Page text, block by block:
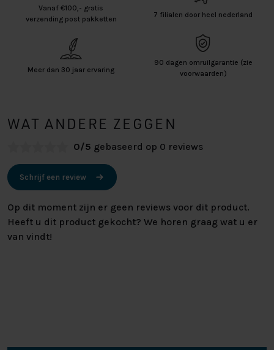
Vanaf €100,- gratis
verzending post pakketten
7 filialen door heel nederland
Meer dan 30 jaar ervaring
90 dagen omruilgarantie (zie
voorwaarden)
WAT ANDERE ZEGGEN
0/5 gebaseerd op 0 reviews
Schrijf een review
Op dit moment zijn er geen reviews voor dit product.
Heeft u dit product gekocht? We horen graag wat u er
van vindt!